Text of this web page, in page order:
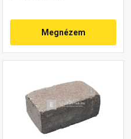
Megnézem